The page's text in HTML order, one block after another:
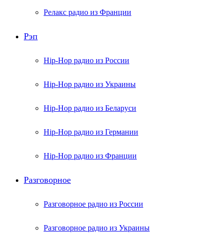
Релакс радио из Франции
Рэп
Hip-Hop радио из России
Hip-Hop радио из Украины
Hip-Hop радио из Беларуси
Hip-Hop радио из Германии
Hip-Hop радио из Франции
Разговорное
Разговорное радио из России
Разговорное радио из Украины